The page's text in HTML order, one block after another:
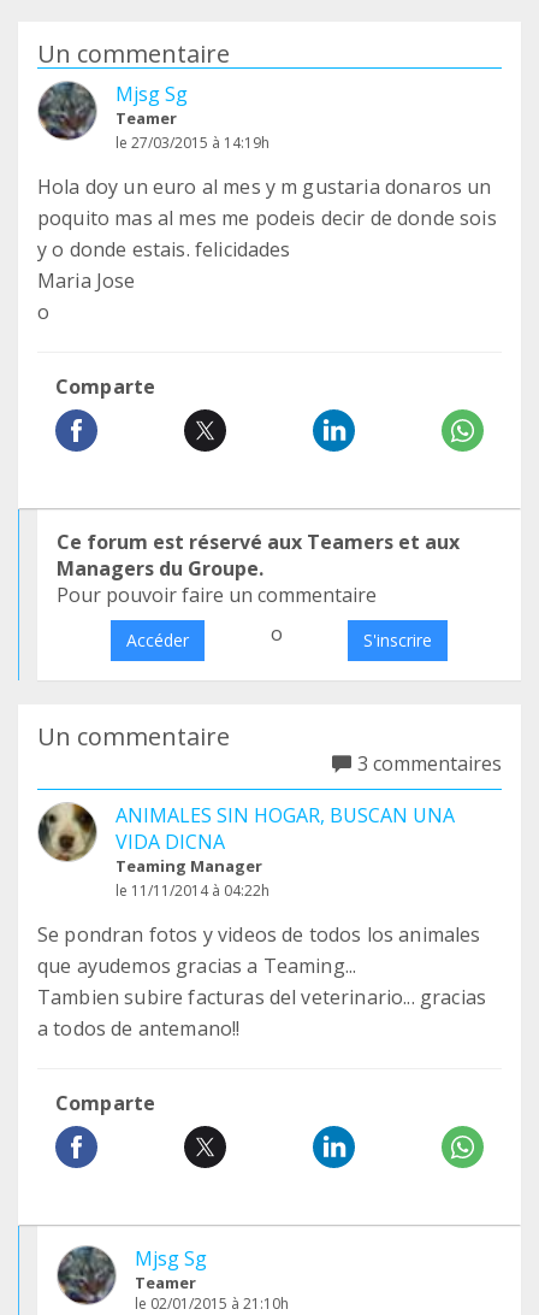
Un commentaire
Mjsg Sg
Teamer
le 27/03/2015 à 14:19h
Hola doy un euro al mes y m gustaria donaros un
poquito mas al mes me podeis decir de donde sois
y o donde estais. felicidades
Maria Jose
o
Comparte
Ce forum est réservé aux Teamers et aux
Managers du Groupe.
Pour pouvoir faire un commentaire
Accéder o S'inscrire
Un commentaire
3 commentaires
ANIMALES SIN HOGAR, BUSCAN UNA
VIDA DICNA
Teaming Manager
le 11/11/2014 à 04:22h
Se pondran fotos y videos de todos los animales
que ayudemos gracias a Teaming...
Tambien subire facturas del veterinario... gracias
a todos de antemano!!
Comparte
Mjsg Sg
Teamer
le 02/01/2015 à 21:10h